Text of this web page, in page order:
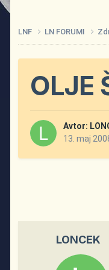
LNF LN FORUMI
OLJE
Avtor:
13. maj
LONCEK